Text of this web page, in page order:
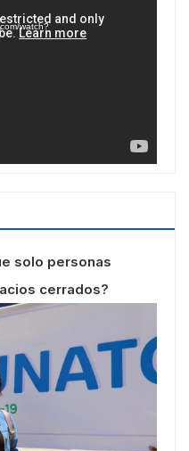
watch?
solo personas
cerrados?